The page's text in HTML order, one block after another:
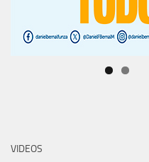
VIDEOS